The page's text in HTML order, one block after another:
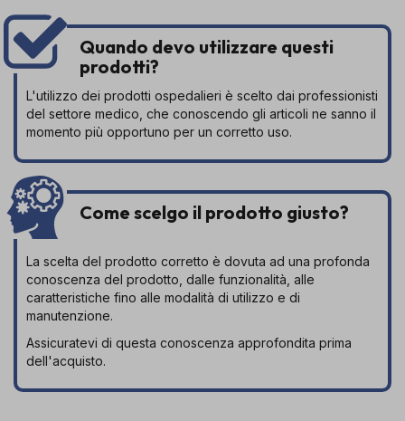
Quando devo utilizzare questi
prodotti?
L'utilizzo dei prodotti ospedalieri è scelto dai professionisti
del settore medico, che conoscendo gli articoli ne sanno il
momento più opportuno per un corretto uso.
Come scelgo il prodotto giusto?
La scelta del prodotto corretto è dovuta ad una profonda
conoscenza del prodotto, dalle funzionalità, alle
caratteristiche fino alle modalità di utilizzo e di
manutenzione.
Assicuratevi di questa conoscenza approfondita prima
dell'acquisto.